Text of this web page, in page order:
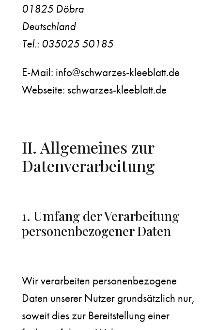
01825 Döbra
Deutschland
Tel.: 035025 50185
E-Mail: info@schwarzes-kleeblatt.de
Webseite: schwarzes-kleeblatt.de
II. Allgemeines zur
Datenverarbeitung
1. Umfang der Verarbeitung
personenbezogener Daten
Wir verarbeiten personenbezogene
Daten unserer Nutzer grundsätzlich nur,
soweit dies zur Bereitstellung einer